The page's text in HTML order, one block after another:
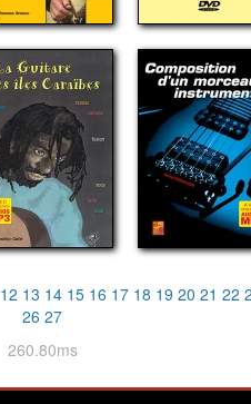
12 13 14 15 16 17 18 19 20 21 22
26 27
260.80ms